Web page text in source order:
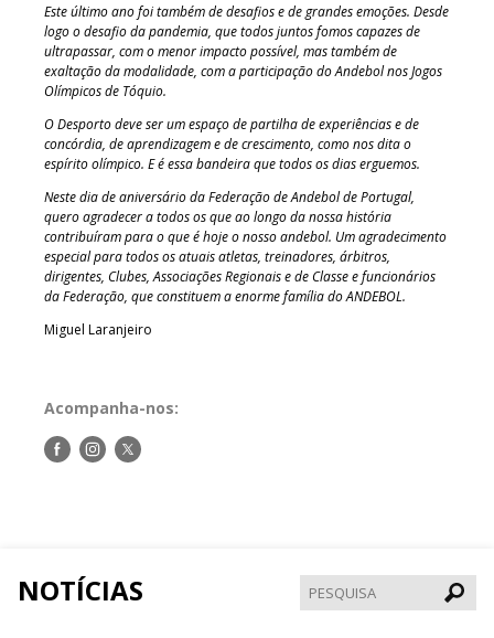
Este último ano foi também de desafios e de grandes emoções. Desde
logo o desafio da pandemia, que todos juntos fomos capazes de
ultrapassar, com o menor impacto possível, mas também de
exaltação da modalidade, com a participação do Andebol nos Jogos
Olímpicos de Tóquio.
O Desporto deve ser um espaço de partilha de experiências e de
concórdia, de aprendizagem e de crescimento, como nos dita o
espírito olímpico. E é essa bandeira que todos os dias erguemos.
Neste dia de aniversário da Federação de Andebol de Portugal,
quero agradecer a todos os que ao longo da nossa história
contribuíram para o que é hoje o nosso andebol. Um agradecimento
especial para todos os atuais atletas, treinadores, árbitros,
dirigentes, Clubes, Associações Regionais e de Classe e funcionários
da Federação, que constituem a enorme família do ANDEBOL.
Miguel Laranjeiro
Acompanha-nos:
Siga-Siga-Siga-
NOTÍCIAS